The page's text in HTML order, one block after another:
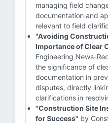
managing field
documentation and
relevant to field
"Avoiding
Importance of Clear
Engineering News-
the significance of
documentation in
disputes, directly
clarifications in
"Construction Site
for Success" by